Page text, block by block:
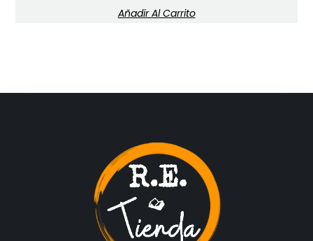
Añadir Al Carrito